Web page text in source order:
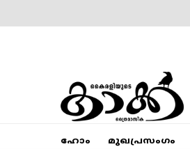
Mumbai Kaakka
ഹോം മുഖപ്രസംഗം